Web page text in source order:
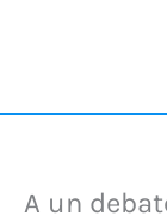
A un